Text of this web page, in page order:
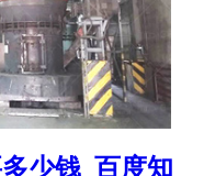
少钱_百度知